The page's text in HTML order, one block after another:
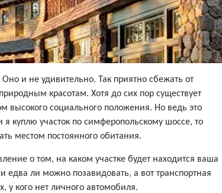
и не удивительно. Так приятно сбежать от
красотам. Хотя до сих пор существует
высокого социального положения. Но ведь это
я куплю участок по симферопольскому шоссе, то
местом постоянного обитания.
о том, на каком участке будет находится ваша
ли можно позавидовать, а вот транспортная
у кого нет личного автомобиля.